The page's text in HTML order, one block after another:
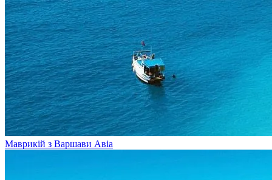
Маврикій з Варшави Авіа